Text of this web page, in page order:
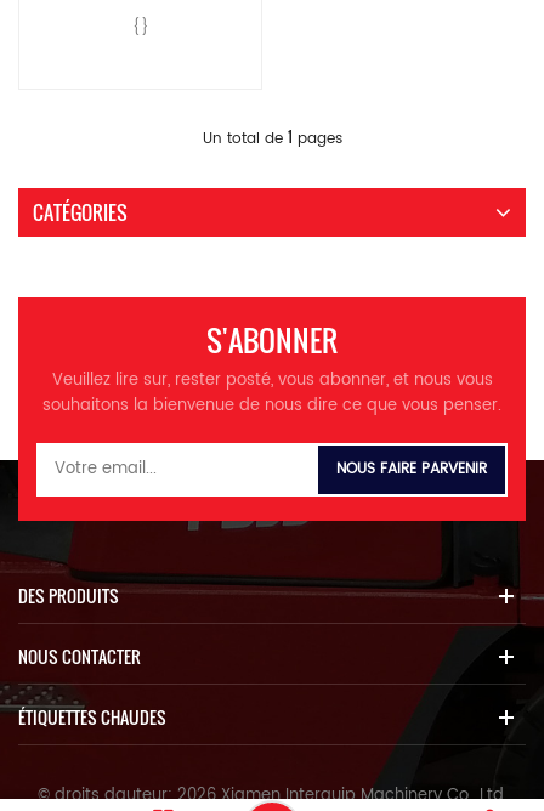
hydraulique de 2,5 tonnes
{}
Un total de 1 pages
CATÉGORIES
S'ABONNER
Veuillez lire sur, rester posté, vous abonner, et nous vous
souhaitons la bienvenue de nous dire ce que vous penser.
DES PRODUITS
NOUS CONTACTER
ÉTIQUETTES CHAUDES
© droits dauteur: 2026 Xiamen Interquip Machinery Co., Ltd.